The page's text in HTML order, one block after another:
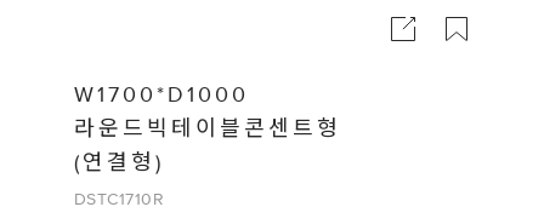
W1700*D1000
라운드빅테이블콘센트형
(연결형)
DSTC1710R